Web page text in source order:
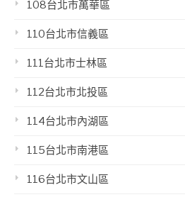
108台北市萬華區
110台北市信義區
111台北市士林區
112台北市北投區
114台北市內湖區
115台北市南港區
116台北市文山區